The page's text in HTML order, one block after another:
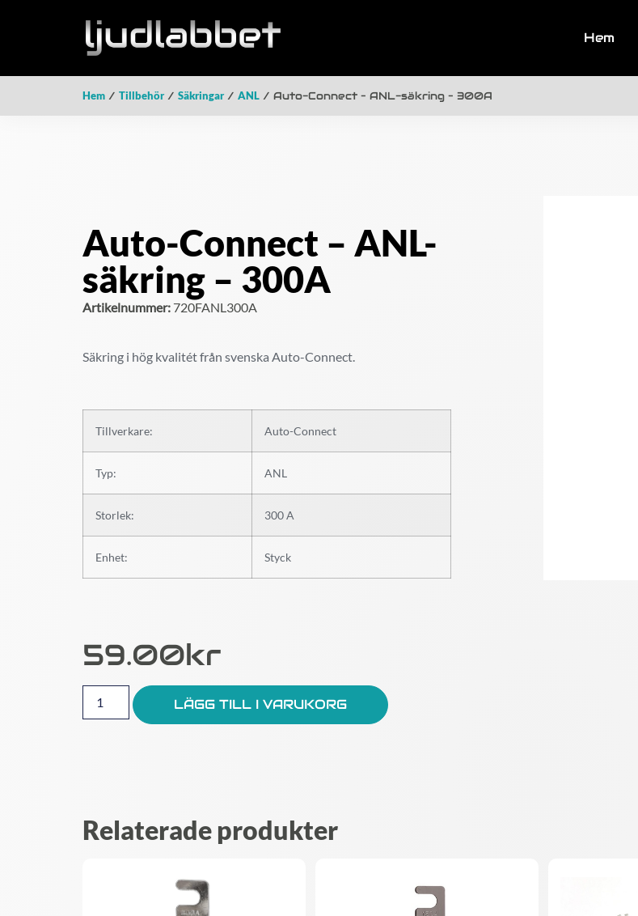
Hem
Hem / Tillbehör/ Säkringar/ ANL / Auto-Connect – ANL-säkring – 300A
Auto-Connect – ANL-
säkring – 300A
Artikelnummer: 720FANL300A
Säkring i hög kvalitét från svenska Auto-Connect.
Tillverkare: Auto-Connect
Typ: ANL
Storlek: 300 A
Enhet: Styck
59.00Kr
LÄGG TILL I VARUKORG
Relaterade produkter